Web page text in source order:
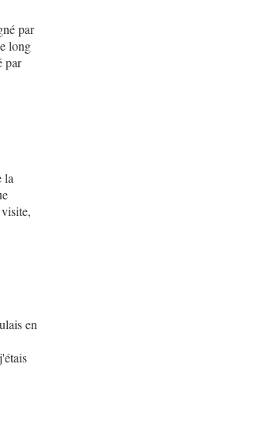
par
long
par
la
en